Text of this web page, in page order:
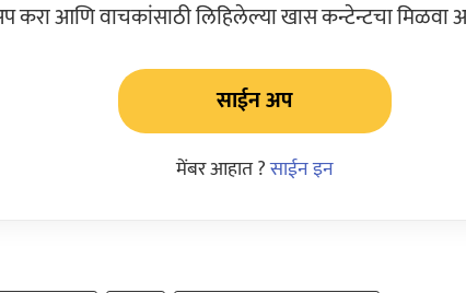
करा आणि वाचकांसाठी लिहिलेल्या खास कन्टेन्टचा मिळवा
साईन अप
मेंबर आहात ?साईन इन